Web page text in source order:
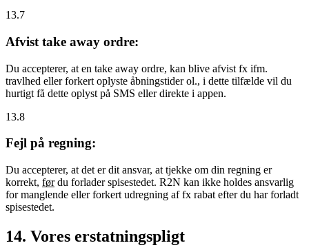
13.7
Afvist take away ordre:
Du accepterer, at en take away ordre, kan blive afvist fx ifm.
travlhed eller forkert oplyste åbningstider ol., i dette tilfælde vil du
hurtigt få dette oplyst på SMS eller direkte i appen.
13.8
Fejl på regning:
Du accepterer, at det er dit ansvar, at tjekke om din regning er
korrekt, førdu forlader spisestedet. R2N kan ikke holdes ansvarlig
for manglende eller forkert udregning af fx rabat efter du har forladt
spisestedet.
14. Vores erstatningspligt